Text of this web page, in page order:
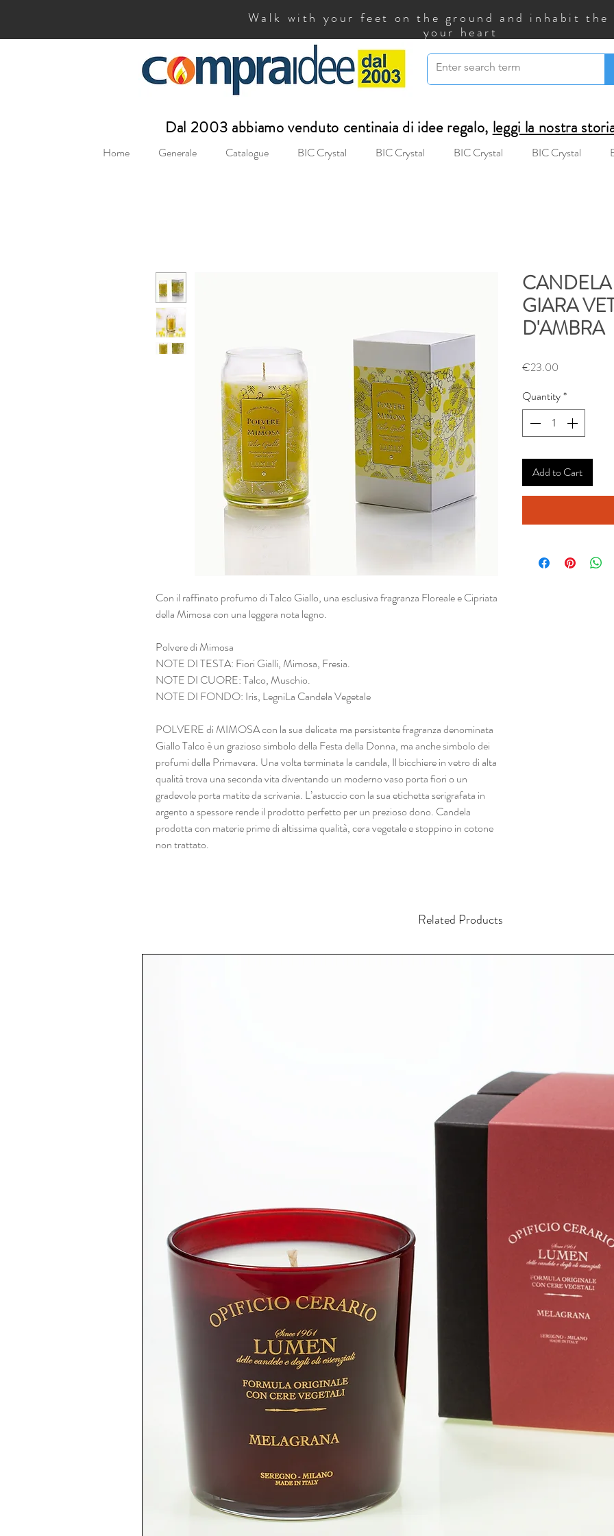
Walk with your feet on the ground and inhabit the
your heart
Dal 2003 abbiamo venduto centinaia di idee regalo, leggi la nostra
Home Generale Catalogue BIC Crystal BIC Crystal BIC Crystal BIC Crystal
Con il raffinato profumo di Talco Giallo, una esclusiva fragranza Floreale e Cipriata
della Mimosa con una leggera nota legno.
Polvere di Mimosa
NOTE DI TESTA: Fiori Gialli, Mimosa, Fresia.
NOTE DI CUORE: Talco, Muschio.
NOTE DI FONDO: Iris, LegniLa Candela Vegetale
POLVERE di MIMOSA con la sua delicata ma persistente fragranza denominata
Giallo Talco è un grazioso simbolo della Festa della Donna, ma anche simbolo dei
profumi della Primavera. Una volta terminata la candela, Il bicchiere in vetro di alta
qualità trova una seconda vita diventando un moderno vaso porta fiori o un
gradevole porta matite da scrivania. L’astuccio con la sua etichetta serigrafata in
argento a spessore rende il prodotto perfetto per un prezioso dono. Candela
prodotta con materie prime di altissima qualità, cera vegetale e stoppino in cotone
non trattato.
GIARA
D'AMBRA
€23.00
Quantity*
Add to Cart
Related Products